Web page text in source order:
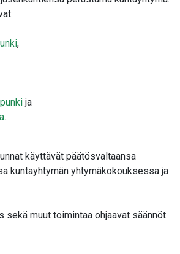
,
ja
.
käyttävät päätösvaltaansa
kuntayhtymän yhtymäkokouksessa ja
sekä muut toimintaa ohjaavat säännöt